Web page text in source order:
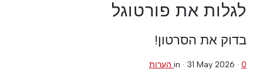
לגלות את פורטוגל
בדוק את הסרטון!
in · 31 May 2026 · 0 הערות